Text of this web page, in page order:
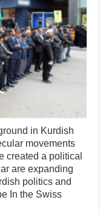
in Kurdish
movements
created a political
are expanding
politics and
In the Swiss